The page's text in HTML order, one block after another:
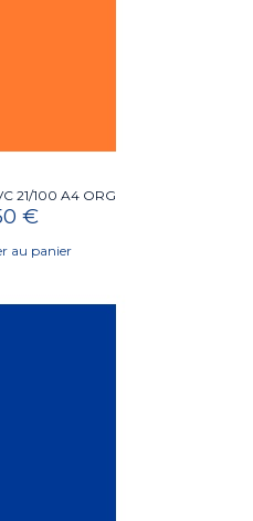
21/100 A4 ORG
€
au panier